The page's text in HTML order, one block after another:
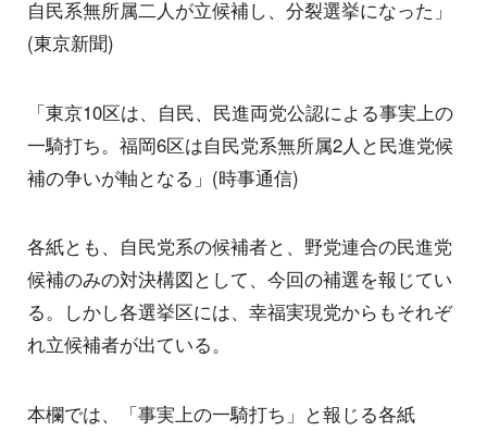
自民系無所属二人が立候補し、分裂選挙になった」
(東京新聞)
「東京10区は、自民、民進両党公認による事実上の
一騎打ち。福岡6区は自民党系無所属2人と民進党候
補の争いが軸となる」(時事通信)
各紙とも、自民党系の候補者と、野党連合の民進党
候補のみの対決構図として、今回の補選を報じてい
る。しかし各選挙区には、幸福実現党からもそれぞ
れ立候補者が出ている。
本欄では、「事実上の一騎打ち」と報じる各紙